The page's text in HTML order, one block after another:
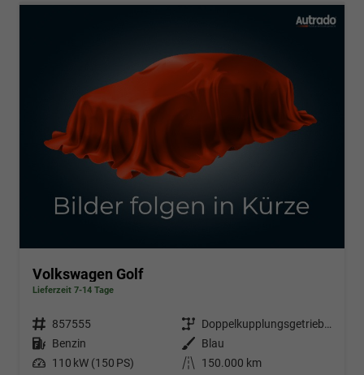
Volkswagen Golf
Lieferzeit 7-14 Tage
Fahrzeugnr. 857555 Getriebe
Doppelkupplungsgetriebe (DSG)
Kraftstoff Benzin Außenfarbe
Blau
Leistung 110 kW (150 PS) Kilometerstand
150.000 km